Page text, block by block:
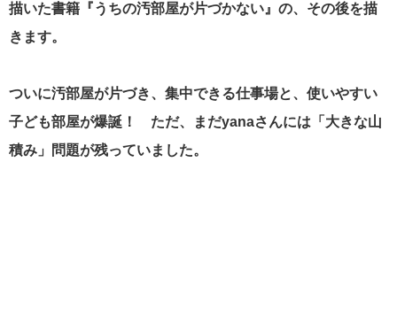
描いた書籍『うちの汚部屋が片づかない』の、その後を描
きます。
ついに汚部屋が片づき、集中できる仕事場と、使いやすい
子ども部屋が爆誕！ ただ、まだyanaさんには「大きな山
積み」問題が残っていました。